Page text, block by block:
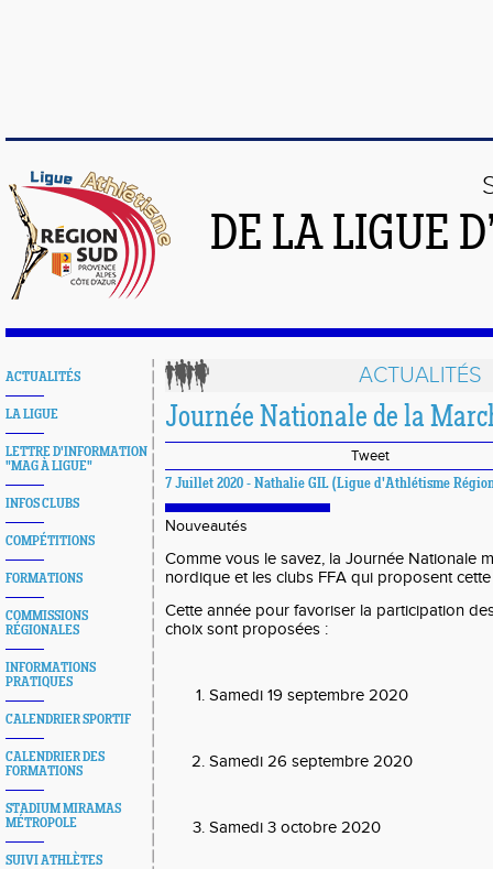
DE LA LIGUE
ACTUALITÉS
LA LIGUE
LETTRE D'INFORMATION
"MAG À LIGUE"
INFOS CLUBS
COMPÉTITIONS
FORMATIONS
COMMISSIONS
RÉGIONALES
INFORMATIONS
PRATIQUES
CALENDRIER SPORTIF
CALENDRIER DES
FORMATIONS
STADIUM MIRAMAS
MÉTROPOLE
SUIVI ATHLÈTES
ACTUALITÉS
Journée Nationale de la
Tweet
7 Juillet 2020 - Nathalie GIL (Ligue d'Athlétisme
Nouveautés
Comme vous le savez, la Journée Nationale
nordique et les clubs FFA qui proposent
Cette année pour favoriser la participation
choix sont proposées :
Samedi 19 septembre 2020
Samedi 26 septembre 2020
Samedi 3 octobre 2020